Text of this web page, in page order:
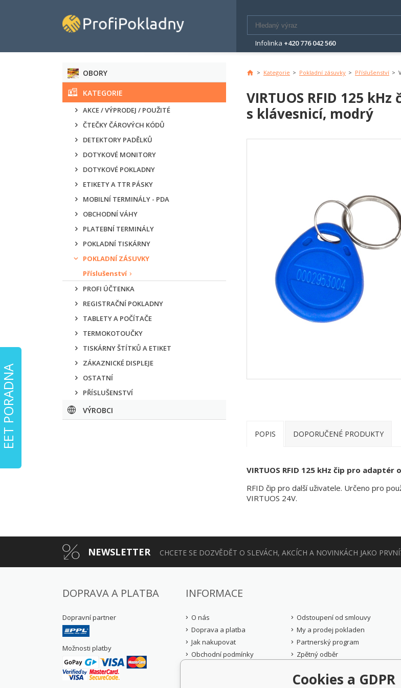
Infolinka +420 776 042 560
OBORY
KATEGORIE
AKCE / VÝPRODEJ / POUŽITÉ
ČTEČKY ČÁROVÝCH KÓDŮ
DETEKTORY PADĚLKŮ
DOTYKOVÉ MONITORY
DOTYKOVÉ POKLADNY
ETIKETY A TTR PÁSKY
MOBILNÍ TERMINÁLY - PDA
OBCHODNÍ VÁHY
PLATEBNÍ TERMINÁLY
POKLADNÍ TISKÁRNY
POKLADNÍ ZÁSUVKY
Příslušenství
PROFI ÚČTENKA
REGISTRAČNÍ POKLADNY
TABLETY A POČÍTAČE
TERMOKOTOUČKY
TISKÁRNY ŠTÍTKŮ A ETIKET
ZÁKAZNICKÉ DISPLEJE
OSTATNÍ
PŘÍSLUŠENSTVÍ
VÝROBCI
> Kategorie > Pokladní zásuvky > Příslušenství >
VIRTUOS RFID 125
s klávesnicí, modrý
POPIS DOPORUČENÉ PRODUKTY
VIRTUOS RFID 125 kHz čip pro
RFID čip pro další uživatele. Určeno pro
VIRTUOS 24V.
NEWSLETTER CHCETE SE DOZVĚDĚT O SLEVÁCH, AKCÍCH A NOVINKÁCH JAKO
DOPRAVA A PLATBA
Dopravní partner
Možnosti platby
INFORMACE
O nás
Doprava a platba
Jak nakupovat
Obchodní podmínky
Odstoupení od smlouvy
My a prodej pokladen
Partnerský program
Zpětný odběr
Cookies a GDPR